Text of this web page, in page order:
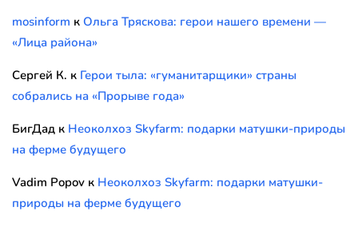
mosinform к Ольга Тряскова: герои нашего времени —
«Лица района»
Сергей К. к Герои тыла: «гуманитарщики» страны
собрались на «Прорыве года»
БигДад к Неоколхоз Skyfarm: подарки матушки-природы
на ферме будущего
Vadim Popov к Неоколхоз Skyfarm: подарки матушки-
природы на ферме будущего